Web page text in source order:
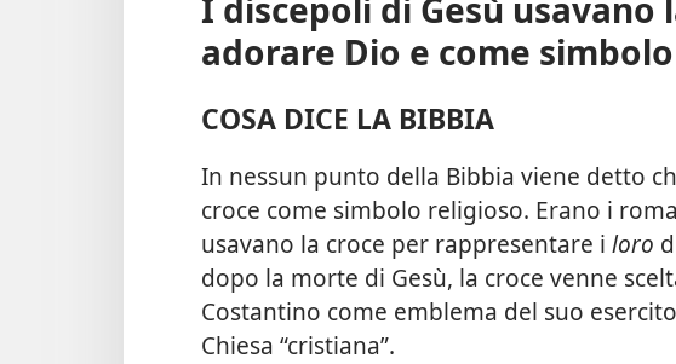
I discepoli di Gesù usavano
adorare Dio e come
COSA DICE LA BIBBIA
In nessun punto della Bibbia viene detto
croce come simbolo religioso. Erano i
usavano la croce per rappresentare i loro
dopo la morte di Gesù, la croce venne
Costantino come emblema del suo
Chiesa “cristiana”.